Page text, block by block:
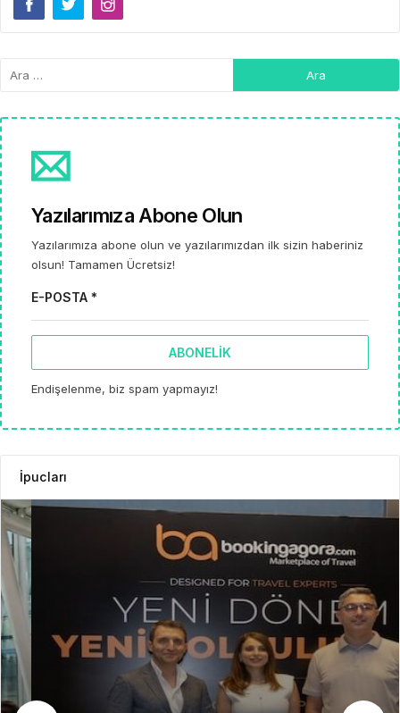
Yazılarımıza Abone Olun
Yazılarımıza abone olun ve yazılarımızdan ilk sizin haberiniz
olsun! Tamamen Ücretsiz!
E-POSTA *
ABONELIK
Endişelenme, biz spam yapmayız!
İpucları